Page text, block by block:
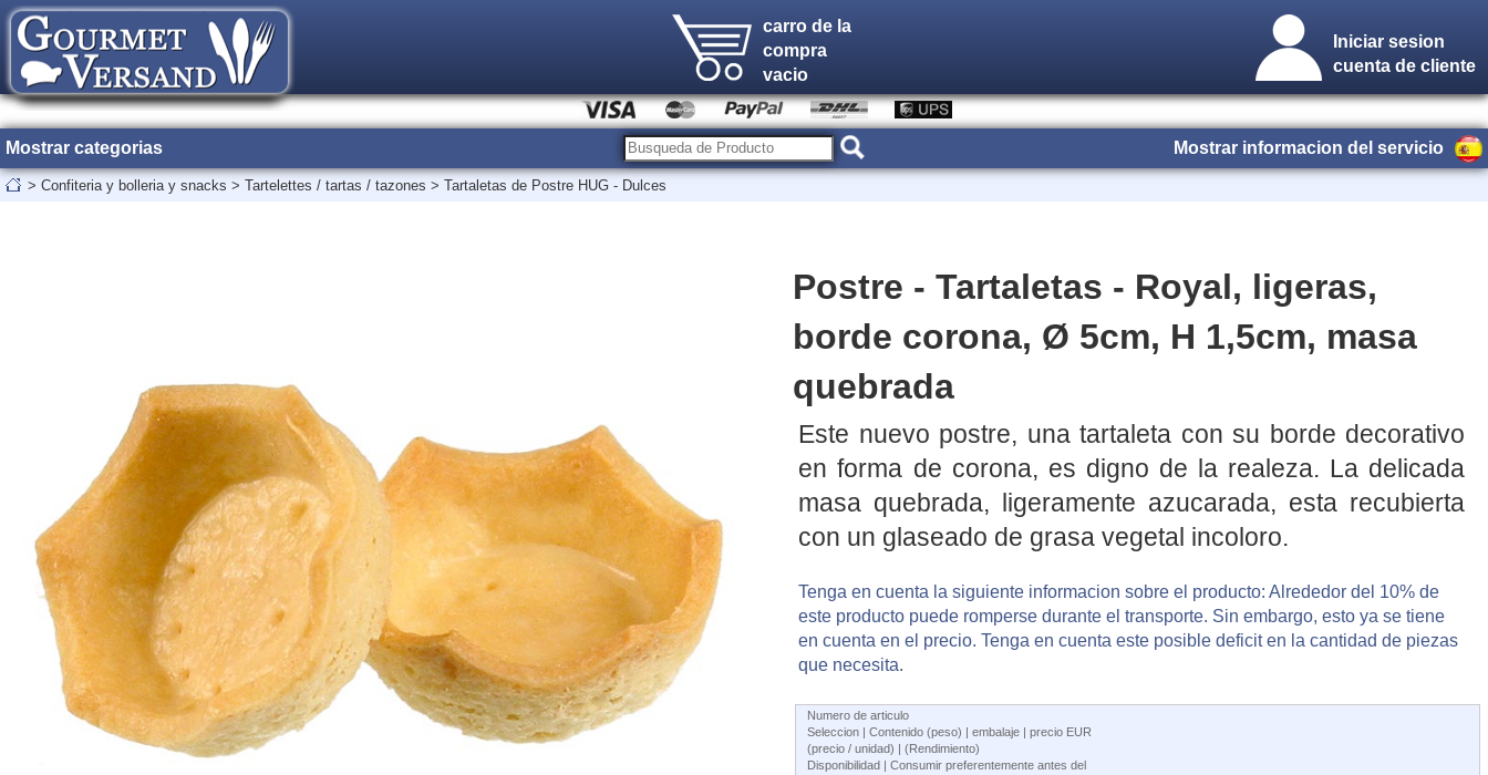
carro de la
compra
vacio
Iniciar sesion
cuenta de cliente
Mostrar categorias Mostrar informacion del servicio
> Confiteria y bolleria y snacks > Tartelettes / tartas / tazones > Tartaletas de Postre HUG - Dulces
Postre - Tartaletas - Royal, ligeras,
borde corona, Ø 5cm, H 1,5cm, masa
quebrada
Este nuevo postre, una tartaleta con su borde decorativo
en forma de corona, es digno de la realeza. La delicada
masa quebrada, ligeramente azucarada, esta recubierta
con un glaseado de grasa vegetal incoloro.
Tenga en cuenta la siguiente informacion sobre el producto: Alrededor del 10% de
este producto puede romperse durante el transporte. Sin embargo, esto ya se tiene
en cuenta en el precio. Tenga en cuenta este posible deficit en la cantidad de piezas
que necesita.
Numero de articulo
Seleccion | Contenido (peso) | embalaje | precio EUR
(precio / unidad) | (Rendimiento)
Disponibilidad | Consumir preferentemente antes del